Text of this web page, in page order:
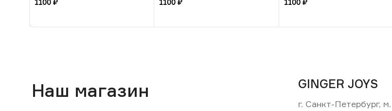
1100 ₽ 1100₽ 1100 ₽
Наш магазин GINGER JOYS
г. Санкт-Петербург,